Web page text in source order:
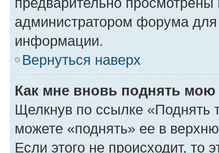
администратором форума
информации.
Вернуться наверх
Как мне вновь поднять мою
Щелкнув по ссылке «Поднять
можете «поднять» ее в
Если этого не происходит, то